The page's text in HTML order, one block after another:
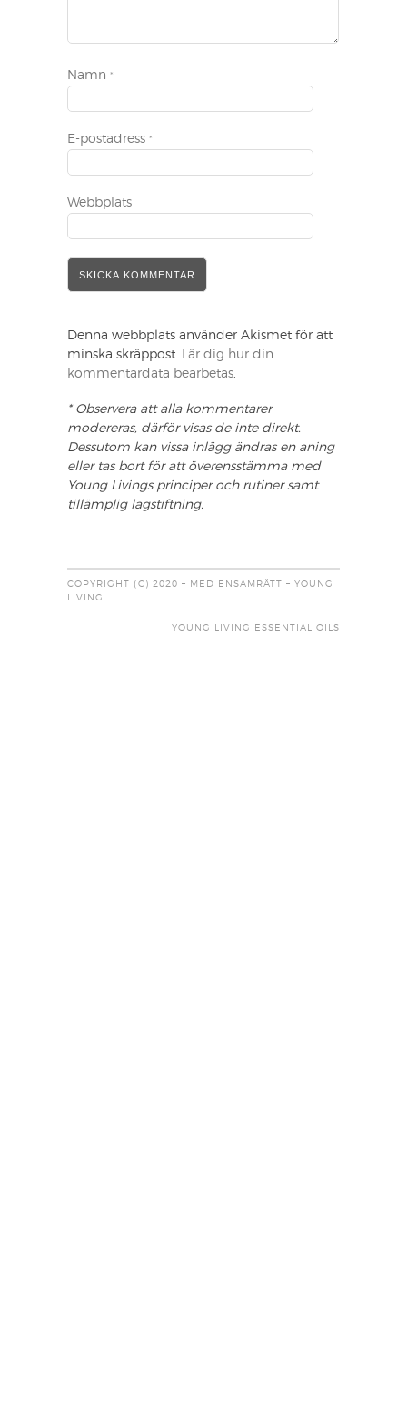
Namn *
E-postadress *
Webbplats
Denna webbplats använder Akismet för att
minska skräppost. Lär dig hur din
kommentardata bearbetas.
* Observera att alla kommentarer
modereras, därför visas de inte direkt.
Dessutom kan vissa inlägg ändras en aning
eller tas bort för att överensstämma med
Young Livings principer och rutiner samt
tillämplig lagstiftning.
COPYRIGHT (C) 2020 – MED ENSAMRÄTT – YOUNG
LIVING
YOUNG LIVING ESSENTIAL OILS